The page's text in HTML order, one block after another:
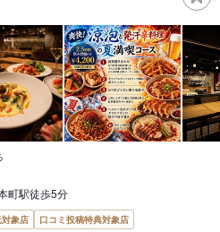
町駅徒歩5分
対象店
口コミ投稿特典対象店